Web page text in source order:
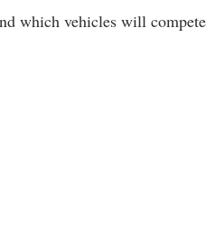
which vehicles will